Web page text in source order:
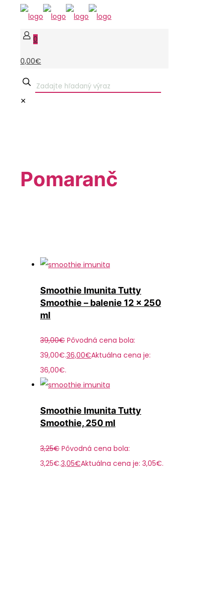
0
0,00€
✕
Pomaranč
Smoothie Imunita Tutty
Smoothie – balenie 12 x 250
ml
39,00€ Pôvodná cena bola:
39,00€.36,00€Aktuálna cena je:
36,00€.
Smoothie Imunita Tutty
Smoothie, 250 ml
3,25€ Pôvodná cena bola:
3,25€.3,05€Aktuálna cena je: 3,05€.